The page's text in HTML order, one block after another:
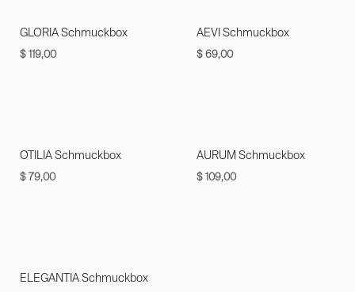
GLORIA Schmuckbox
$119,00
AEVI Schmuckbox
$69,00
OTILIA Schmuckbox
$79,00
AURUM Schmuckbox
$109,00
ELEGANTIA Schmuckbox